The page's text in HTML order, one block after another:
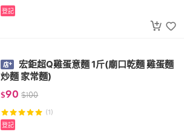
登記
宏鉅超Q雞蛋意麵 1斤(廟口乾麵 雞蛋麵
炒麵 家常麵)
$90 $100
(1)
登記